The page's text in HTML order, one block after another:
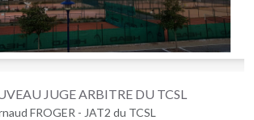
JUGE ARBITRE DU TCSL
FROGER - JAT2 du TCSL